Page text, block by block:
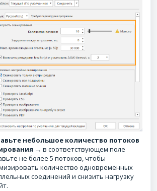
небольшое количество потоков
→ в соответствующем поле
не более 5 потоков, чтобы
количество одновременных
соединений и снизить нагрузку